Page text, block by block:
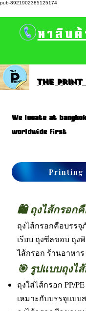
pub-8921902385125174
หาสิน
The print
We locate at
worldwide first
Printing
🛍 ถุงไส้กรอกคื
ถุงไส้กรอกคือบรร
เรียบ ถุงซีลขอบ ถุง
ไส้กรอก ร้านอาหา
🎯 รูปแบบถุงไ
ถุงใส่ไส้กรอก PP/
เหมาะกับบรรจุแบ